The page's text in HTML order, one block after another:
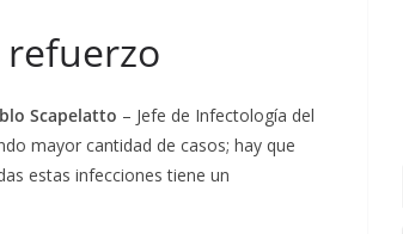
refuerzo
Scapelatto – Jefe de Infectología del
mayor cantidad de casos; hay que
estas infecciones tiene un